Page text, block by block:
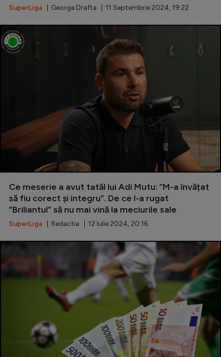
SuperLiga | George Drafta | 11 Septembrie 2024, 19:22
Ce meserie a avut tatăl lui Adi Mutu: ”M-a învățat
să fiu corect și integru”. De ce l-a rugat
”Briliantul” să nu mai vină la meciurile sale
SuperLiga | Redactia | 12 Iulie 2024, 20:16